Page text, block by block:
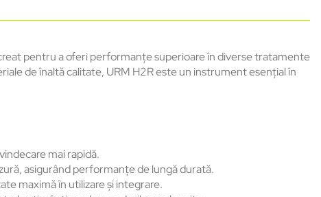
pentru a oferi performanțe superioare în diverse tratamente
de înaltă calitate, URM H2R este un instrument esențial în
mai rapidă.
asigurând performanțe de lungă durată.
maximă în utilizare și integrare.